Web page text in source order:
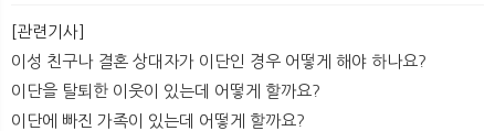
[관련기사]
이성 친구나 결혼 상대자가 이단인 경우 어떻게 해야 하나요?
이단을 탈퇴한 이웃이 있는데 어떻게 할까요?
이단에 빠진 가족이 있는데 어떻게 할까요?